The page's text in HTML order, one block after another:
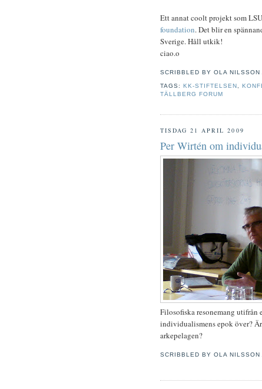
Ett annat coolt projekt som
foundation. Det blir en
Sverige. Håll utkik!
ciao.o
SCRIBBLED BYOLA NILSSON
TAGS:KK-STIFTELSEN ,
TÄLLBERG FORUM
TISDAG 21 APRIL 2009
Per Wirtén om
Filosofiska resonemang utifrån
individualismens epok över?
arkepelagen?
SCRIBBLED BYOLA NILSSON